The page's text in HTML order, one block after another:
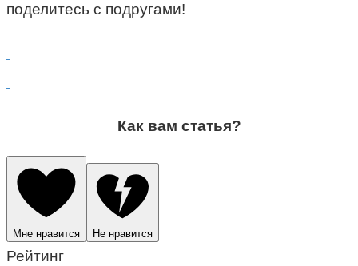
поделитесь с подругами!
Как вам статья?
Мне нравится Не нравится
Рейтинг